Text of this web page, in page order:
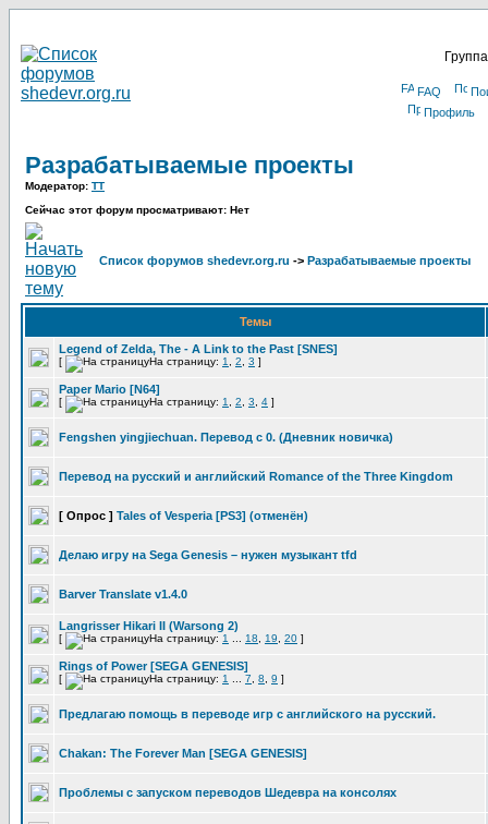
FAQ
Профиль
Разрабатываемые проекты
Модератор: TT
Сейчас этот форум просматривают: Нет
Список форумов shedevr.org.ru -> Разрабатываемые проекты
Темы
Legend of Zelda, The - A Link to the Past [SNES]
[ На страницу: 1 2 3 ]
Paper Mario [N64]
[ На страницу: 1 2 3 4 ]
Fengshen yingjiechuan. Перевод с 0. (Дневник новичка)
Перевод на русский и английский Romance of the Three Kingdom
[ Опрос ] Tales of Vesperia [PS3] (отменён)
Делаю игру на Sega Genesis – нужен музыкант tfd
Barver Translate v1.4.0
Langrisser Hikari II (Warsong 2)
[ На страницу: 1 18 19 20 ]
Rings of Power [SEGA GENESIS]
[ На страницу: 1 7 8 9 ]
Предлагаю помощь в переводе игр с английского на русский.
Chakan: The Forever Man [SEGA GENESIS]
Проблемы с запуском переводов Шедевра на консолях